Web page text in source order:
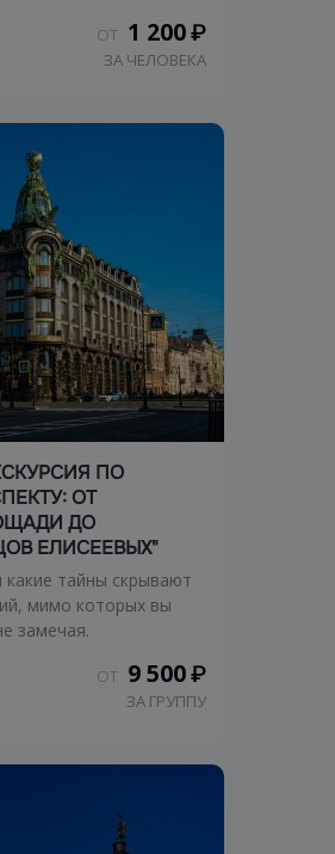
ОТ 1 200₽
ЗА ЧЕЛОВЕКА
ПО
ОТ
ДО
ЕЛИСЕЕВЫХ"
тайны скрывают
мимо которых вы
замечая.
ОТ 9 500₽
ЗА ГРУППУ